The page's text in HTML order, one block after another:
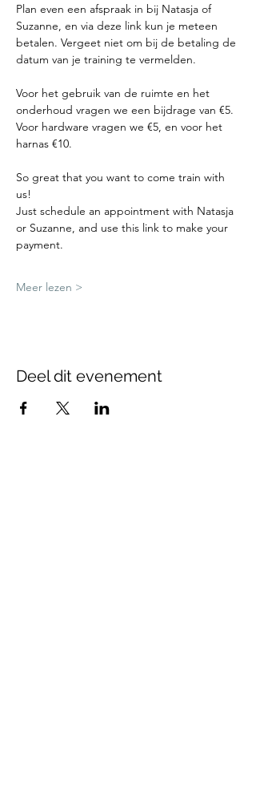
Plan even een afspraak in bij Natasja of
Suzanne, en via deze link kun je meteen
betalen. Vergeet niet om bij de betaling de
datum van je training te vermelden.
Voor het gebruik van de ruimte en het
onderhoud vragen we een bijdrage van €5.
Voor hardware vragen we €5, en voor het
harnas €10.
So great that you want to come train with
us!
Just schedule an appointment with Natasja
or Suzanne, and use this link to make your
payment.
Meer lezen >
Deel dit evenement